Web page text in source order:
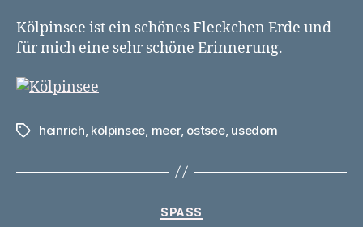
Kölpinsee ist ein schönes Fleckchen Erde und
für mich eine sehr schöne Erinnerung.
Schlagwörter
heinrich kölpinsee meer, ostsee, usedom
Kategorien
SPASS